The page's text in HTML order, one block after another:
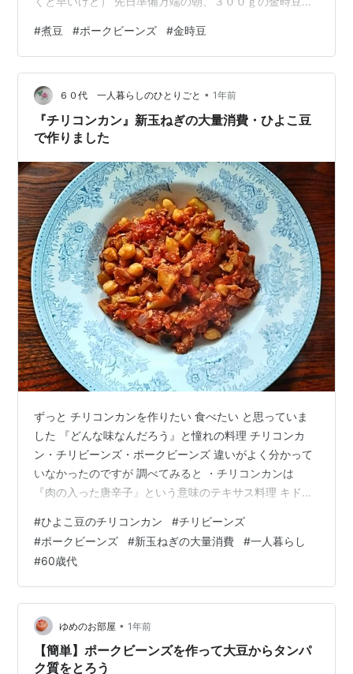
ち。 時間かけて柔らかくして半分は甘く煮る。砂糖控え
めにして醤油そこそこ入れるとおかずっぽくなるのだ。
半分はポークビーンズに。 落合務さんのミートソースの
やり方で野菜や豚ミンチを炒めて煮る。 お肉ゴロゴロ～
～ お豆と合わせてまた煮る。 卵と一緒に～～ トースト
に乗せて～～～ あとは冷凍。とにかく…
#煮豆 #ポークビーンズ #金時豆
６０代 一人暮らしのひとりごと • 1年前
『チリコンカン』新玉ねぎの大量消費・ひよこ豆
で作りました
ずっと チリコンカンを作りたい 食べたい と思っていま
した 『どんな味なんだろう』と憧れの料理 チリコンカ
ン・チリビーンズ・ポークビーンズ 違いがよく分かって
いなかったのですが 調べてみると ・チリコンカンは
『肉の入った唐辛子』という意味のテキサス料理 キドニ
使うようですが 色々なレシピがあり 具材は様々で 一味
や七味を使っているものもありました スパイシーで辛め
の料理 唐辛子と肉がマスト ・チリビーンズは チリソー
ス（チリパウダー・唐辛子）が入っていて辛い料理 メイ
ン具材は豆 ・ポークビーンズは チリソース（チリパウダ
ー・唐辛子）が入ってい…
#ひよこ豆のチリコンカン #チリビーンズ
#ポークビーンズ #新玉ねぎの大量消費 #一人暮らし
#60歳代
ゆめのお部屋 • 1年前
【簡単】ポークビーンズを作って大豆からタンパ
ク質をとろう